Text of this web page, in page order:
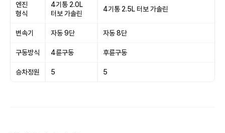
엔진
형식
4기통 2.0L
터보 가솔린
4기통 2.5L 터보 가솔린
변속기 자동 9단 자동 8단
구동방식 4륜구동 후륜구동
승차정원 5 5